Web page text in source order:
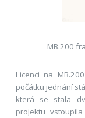
MB.200
Licenci na
počátku jednání
která se stala
projektu